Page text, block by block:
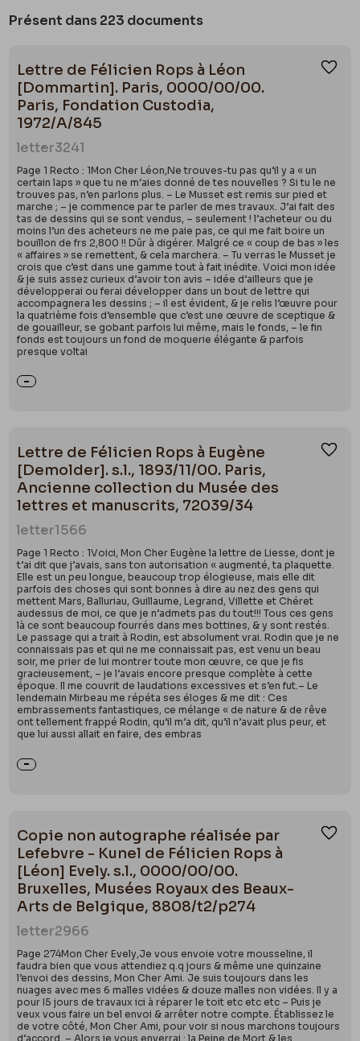
1881, il déménage à Paris sur les conseils de Rops et
domaine de la presse illustrée. Bonvoisin a été l’un
des collectionneurs et marchands les plus
importants de Rops, assurant la vente de dessins
majeurs tels que
Scandale. Selon Péladan, sa collection comprenait
en 1896 « 2000 planches environ » soit « la moitié de
l’œuvre » de l’artiste. Sa collection vendue
publiquement en 1935 comporte près de 174 œuvres
et livres de l’artiste. Rops adresse au moins 183
lettres à Bonvoisin entre 1874 et 1884. La
correspondance échangée entre les deux hommes
livre de nombreuses informations sur la technique
du dessin et les pratiques commerciales de Rops.
Voir : H. Védrine, Rops-Péladan, p.27 ; Méneux, La
magie de l’encre, p. 154 + notices Kunel : vol. I, p. 300
biographie nationale par Maurice Kunel : pp. 104-
Présent dans 223 documents
Lettre de Félicien Rops à Léon
[Dommartin]. Paris, 0000/00/00.
Paris, Fondation Custodia,
1972/A/845
letter3241
Page 1 Recto : 1Mon Cher Léon,Ne trouves-tu pas qu’il y a « un
certain laps » que tu ne m’aies donné de tes nouvelles ? Si tu le ne
trouves pas, n’en parlons plus. – Le Musset est remis sur pied et
marche ; – je commence par te parler de mes travaux. J’ai fait des
tas de dessins qui se sont vendus, – seulement ! l’acheteur ou du
moins l’un des acheteurs ne me paie pas, ce qui me fait boire un
bouillon de frs 2,800 !! Dûr à digérer. Malgré ce « coup de bas » les
« affaires » se remettent, & cela marchera. – Tu verras le Musset je
crois que c’est dans une gamme tout à fait inédite. Voici mon idée
& je suis assez curieux d’avoir ton avis – idée d’ailleurs que je
développerai ou ferai développer dans un bout de lettre qui
accompagnera les dessins ; – il est évident, & je relis l’œuvre pour
la quatrième fois d’ensemble que c’est une œuvre de sceptique &
de gouailleur, se gobant parfois lui même, mais le fonds, – le fin
fonds est toujours un fond de moquerie élégante & parfois
presque voltai
Lettre de Félicien Rops à Eugène
[Demolder]. s.l., 1893/11/00. Paris,
Ancienne collection du Musée des
lettres et manuscrits, 72039/34
letter1566
Page 1 Recto : 1Voici, Mon Cher Eugène la lettre de Liesse, dont je
t’ai dit que j’avais, sans ton autorisation « augmenté, ta plaquette.
Elle est un peu longue, beaucoup trop élogieuse, mais elle dit
parfois des choses qui sont bonnes à dire au nez des gens qui
mettent Mars, Balluriau, Guillaume, Legrand, Villette et Chéret
audessus de moi, ce que je n’admets pas du tout!!! Tous ces gens
là ce sont beaucoup fourrés dans mes bottines, & y sont restés.
Le passage qui a trait à Rodin, est absolument vrai. Rodin que je ne
connaissais pas et qui ne me connaissait pas, est venu un beau
soir, me prier de lui montrer toute mon œuvre, ce que je fis
gracieusement, – je l’avais encore presque complète à cette
époque. Il me couvrit de laudations excessives et s’en fut.– Le
lendemain Mirbeau me répéta ses éloges & me dit : Ces
embrassements fantastiques, ce mélange « de nature & de rêve
ont tellement frappé Rodin, qu’il m’a dit, qu’il n’avait plus peur, et
que lui aussi allait en faire, des embras
Copie non autographe réalisée par
Lefebvre - Kunel de Félicien Rops à
[Léon] Evely. s.l., 0000/00/00.
Bruxelles, Musées Royaux des Beaux-
Arts de Belgique, 8808/t2/p274
letter2966
Page 274Mon Cher Evely,Je vous envoie votre mousseline, il
faudra bien que vous attendiez q.q jours & même une quinzaine
l’envoi des dessins, Mon Cher Ami. Je suis toujours dans les
nuages avec mes 6 malles vidées & douze malles non vidées. Il y a
pour I5 jours de travaux ici à réparer le toit etc etc etc – Puis je
veux vous faire un bel envoi & arrêter notre compte. Établissez le
de votre côté, Mon Cher Ami, pour voir si nous marchons toujours
d’accord. – Alors je vous enverrai : la Peine de Mort & les